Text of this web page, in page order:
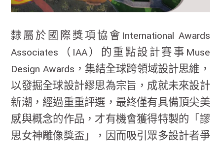
隸屬於國際獎項協會International Awards
Associates（IAA）的重點設計賽事Muse
Design Awards，集結全球跨領域設計思維，
以發掘全球設計繆思為宗旨，成就未來設計
新潮，經過重重評選，最終僅有具備頂尖美
感與概念的作品，才有機會獲得特製的「謬
思女神雕像獎盃」，因而吸引眾多設計者爭